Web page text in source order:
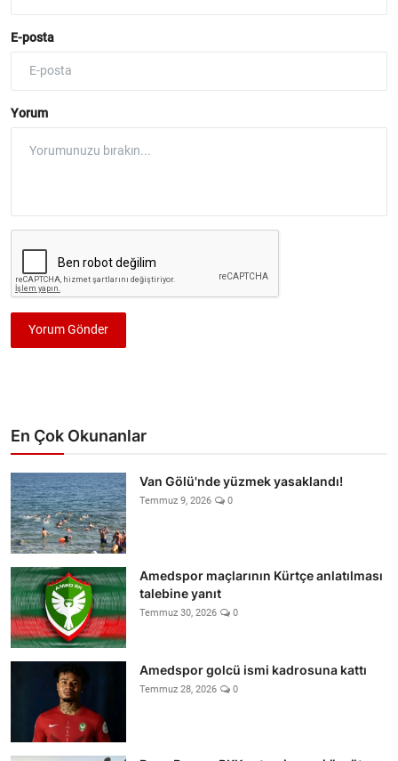
E-posta
Yorum
Yorum Gönder
En Çok Okunanlar
Van Gölü'nde yüzmek yasaklandı!
Temmuz 9, 2026 0
Amedspor maçlarının Kürtçe anlatılması
talebine yanıt
Temmuz 30, 2026 0
Amedspor golcü ismi kadrosuna kattı
Temmuz 28, 2026 0